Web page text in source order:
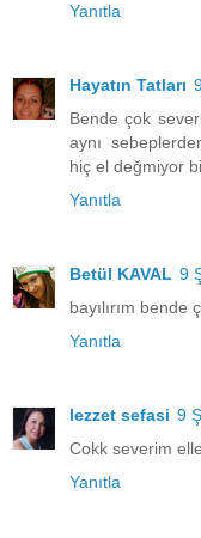
Yanıtla
Hayatın Tatları
Bende çok
aynı
hiç el değmiyor
Yanıtla
Betül KAVAL 9
bayılırım bende
Yanıtla
lezzet sefasi 9
Cokk severim
Yanıtla